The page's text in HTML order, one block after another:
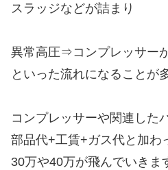
スラッジなどが詰まり
異常高圧⇒コンプレッサー
といった流れになることが
コンプレッサーや関連した
部品代+工賃+ガス代と加わ
30万や40万が飛んでいきま